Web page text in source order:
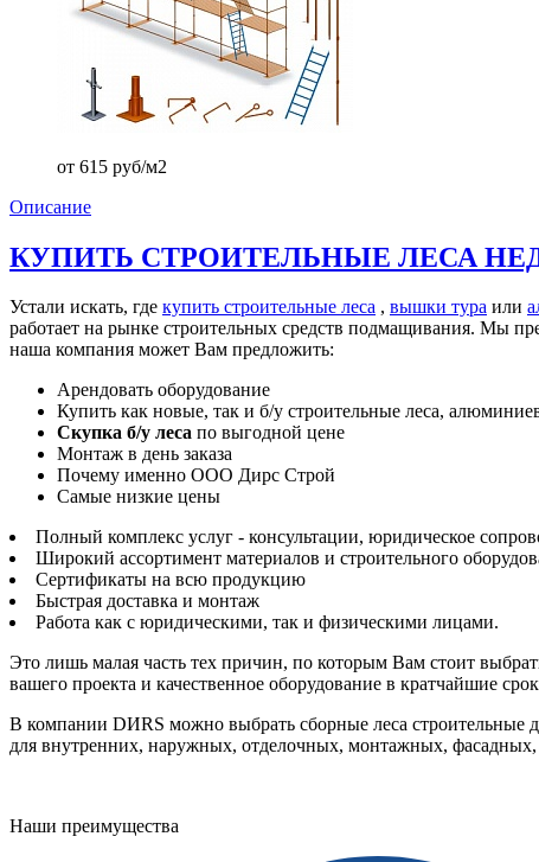
от 615 руб/м2
Описание
КУПИТЬ СТРОИТЕЛЬНЫЕ ЛЕСА
Устали искать, где купить строительные леса , вышки тура или
работает на рынке строительных средств подмащивания. Мы
наша компания может Вам предложить:
Арендовать оборудование
Купить как новые, так и б/у строительные леса,
Скупка б/у леса по выгодной цене
Монтаж в день заказа
Почему именно ООО Дирс Строй
Самые низкие цены
Полный комплекс услуг - консультации, юридическое
Широкий ассортимент материалов и строительного
Сертификаты на всю продукцию
Быстрая доставка и монтаж
Работа как с юридическими, так и физическими лицами.
Это лишь малая часть тех причин, по которым Вам стоит
вашего проекта и качественное оборудование в кратчайшие
В компании DИRS можно выбрать сборные леса строительные
для внутренних, наружных, отделочных, монтажных, фасадных,
Наши преимущества